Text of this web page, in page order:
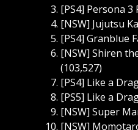
[PS4] Persona 3
[NSW] Jujutsu
[PS4] Granblue
[NSW] Shiren
(103,527)
[PS4] Like a
[PS5] Like a
[NSW] Super
[NSW]